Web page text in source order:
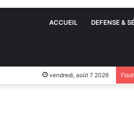
ACCUEIL DEFENSE &
vendredi, août 7 2026